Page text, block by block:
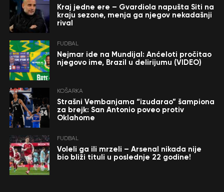
Kraj jedne ere – Gvardiola napušta Siti na
kraju sezone, menja ga njegov nekadašnji
rival
FUDBAL
Nejmar ide na Mundijal: Anćeloti pročitao
njegovo ime, Brazil u delirijumu (VIDEO)
KOŠARKA
Strašni Vembanjama “izudarao” šampiona
za brejk: San Antonio poveo protiv
Oklahome
FUDBAL
Voleli ga ili mrzeli – Arsenal nikada nije
bio bliži tituli u poslednje 22 godine!